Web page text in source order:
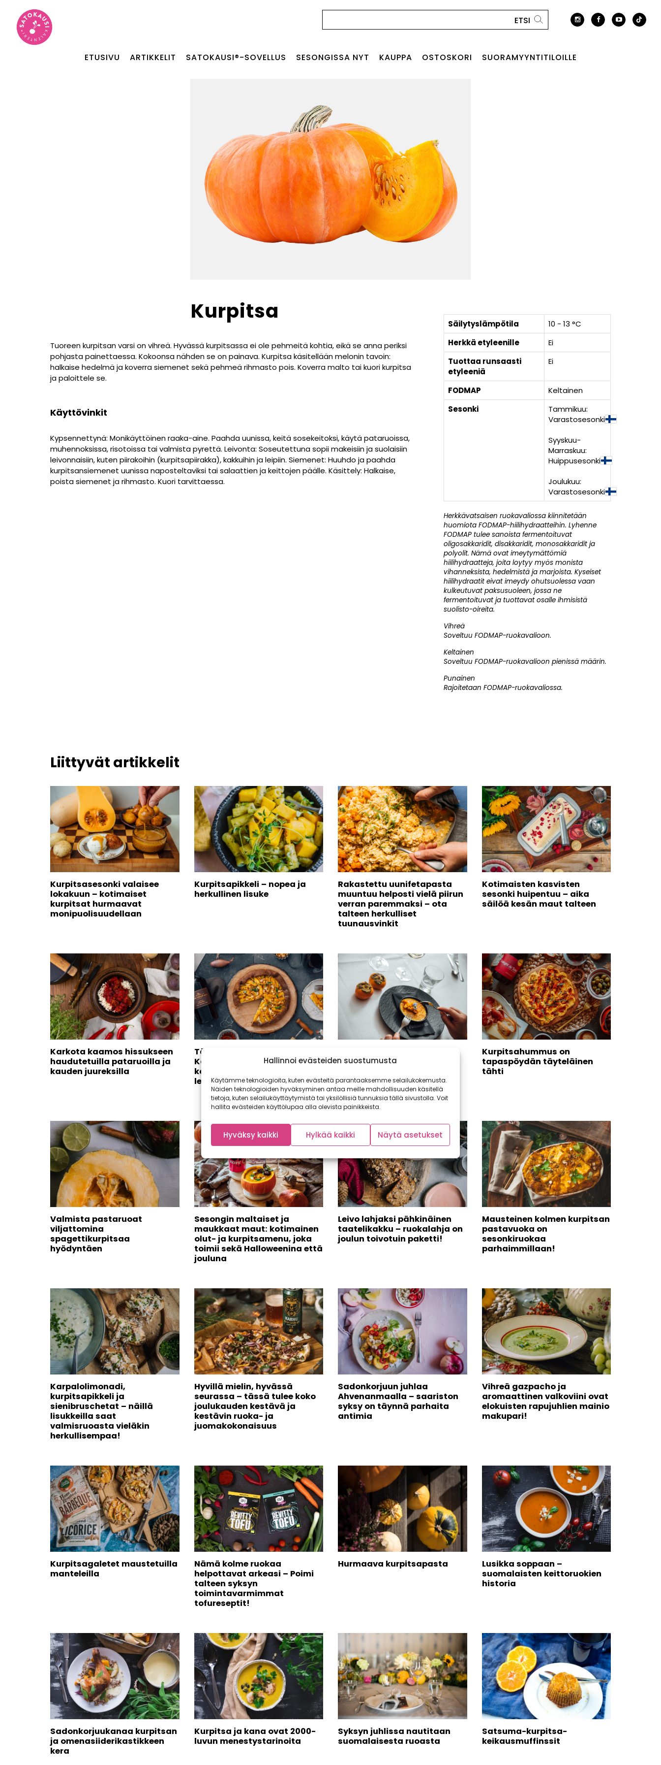
Hallinnoi evästeiden suostumusta
Käytämme teknologioita, kuten evästeitä parantaaksemme selailukokemusta.
Näiden teknologioiden hyväksyminen antaa meille mahdollisuuden käsitellä
tietoja, kuten selailukäyttäytymistä tai yksilöllisiä tunnuksia tällä sivustolla. Voit
hallita evästeiden käyttölupaa alla olevista painikkeista.
Hyväksy kaikki Hylkää kaikki Näytä asetukset
ETUSIVU ARTIKKELIT SATOKAUSI®-SOVELLUS SESONGISSA NYT KAUPPA OSTOSKORI SUORAMYYNTITILOILLE
Kurpitsa
Tuoreen kurpitsan varsi on vihreä. Hyvässä kurpitsassa ei ole pehmeitä kohtia, eikä se anna periksi
pohjasta painettaessa. Kokoonsa nähden se on painava. Kurpitsa käsitellään melonin tavoin:
halkaise hedelmä ja koverra siemenet sekä pehmeä rihmasto pois. Koverra malto tai kuori kurpitsa
ja paloittele se.
Käyttövinkit
Kypsennettynä: Monikäyttöinen raaka-aine. Paahda uunissa, keitä sosekeitoksi, käytä pataruoissa,
muhennoksissa, risotoissa tai valmista pyrettä. Leivonta: Soseutettuna sopii makeisiin ja suolaisiin
leivonnaisiin, kuten piirakoihin (kurpitsapiirakka), kakkuihin ja leipiin. Siemenet: Huuhdo ja paahda
kurpitsansiemenet uunissa naposteltaviksi tai salaattien ja keittojen päälle. Käsittely: Halkaise,
poista siemenet ja rihmasto. Kuori tarvittaessa.
Säilytyslämpötila
10 - 13 °C
Herkkä etyleenille
Ei
Tuottaa runsaasti
etyleeniä
Ei
FODMAP
Keltainen
Sesonki
Tammikuu:
Varastosesonki
Syyskuu-
Marraskuu:
Huippusesonki
Joulukuu:
Varastosesonki
Herkkävatsaisen ruokavaliossa kiinnitetään
huomiota FODMAP-hiilihydraatteihin. Lyhenne
FODMAP tulee sanoista fermentoituvat
oligosakkaridit, disakkaridit, monosakkaridit ja
polyolit. Nämä ovat imeytymättömiä
hiilihydraatteja, joita loytyy myös monista
vihanneksista, hedelmistä ja marjoista. Kyseiset
hiilihydraatit eivat imeydy ohutsuolessa vaan
kulkeutuvat paksusuoleen, jossa ne
fermentoituvat ja tuottavat osalle ihmisistä
suolisto-oireita.
Vihreä
Soveltuu FODMAP-ruokavalioon.
Keltainen
Soveltuu FODMAP-ruokavalioon pienissä määrin.
Punainen
Rajoitetaan FODMAP-ruokavaliossa.
Liittyvät artikkelit
Kurpitsasesonki valaisee
lokakuun – kotimaiset
kurpitsat hurmaavat
monipuolisuudellaan
Kurpitsapikkeli – nopea ja
herkullinen lisuke
Rakastettu uunifetapasta
muuntuu helposti vielä piirun
verran paremmaksi – ota
talteen herkulliset
tuunausvinkit
Kotimaisten kasvisten
sesonki huipentuu – aika
säilöä kesän maut talteen
Karkota kaamos hissukseen
haudutetuilla pataruoilla ja
kauden juureksilla
Täyteläinen zinfandel kypsyy
Kalifornian auringossa –
kokeile makuparina sesongin
lempeää jättiläistä
persimonin avulla jaksat
annokset saatavilla nyt
Radisson Blu Hotelleista!
Kurpitsahummus on
tapaspöydän täyteläinen
tähti
Valmista pastaruoat
viljattomina
spagettikurpitsaa
hyödyntäen
Sesongin maltaiset ja
maukkaat maut: kotimainen
olut- ja kurpitsamenu, joka
toimii sekä Halloweenina että
jouluna
Leivo lahjaksi pähkinäinen
taatelikakku – ruokalahja on
joulun toivotuin paketti!
Mausteinen kolmen kurpitsan
pastavuoka on
sesonkiruokaa
parhaimmillaan!
Karpalolimonadi,
kurpitsapikkeli ja
sienibruschetat – näillä
lisukkeilla saat
valmisruoasta vieläkin
herkullisempaa!
Hyvillä mielin, hyvässä
seurassa – tässä tulee koko
joulukauden kestävä ja
kestävin ruoka- ja
juomakokonaisuus
Sadonkorjuun juhlaa
Ahvenanmaalla – saariston
syksy on täynnä parhaita
antimia
Vihreä gazpacho ja
aromaattinen valkoviini ovat
elokuisten rapujuhlien mainio
makupari!
Kurpitsagaletet maustetuilla
manteleilla
Nämä kolme ruokaa
helpottavat arkeasi – Poimi
talteen syksyn
toimintavarmimmat
tofureseptit!
Hurmaava kurpitsapasta
Lusikka soppaan –
suomalaisten keittoruokien
historia
Sadonkorjuukanaa kurpitsan
ja omenasiiderikastikkeen
kera
Kurpitsa ja kana ovat 2000-
luvun menestystarinoita
Syksyn juhlissa nautitaan
suomalaisesta ruoasta
Satsuma-kurpitsa-
keikausmuffinssit